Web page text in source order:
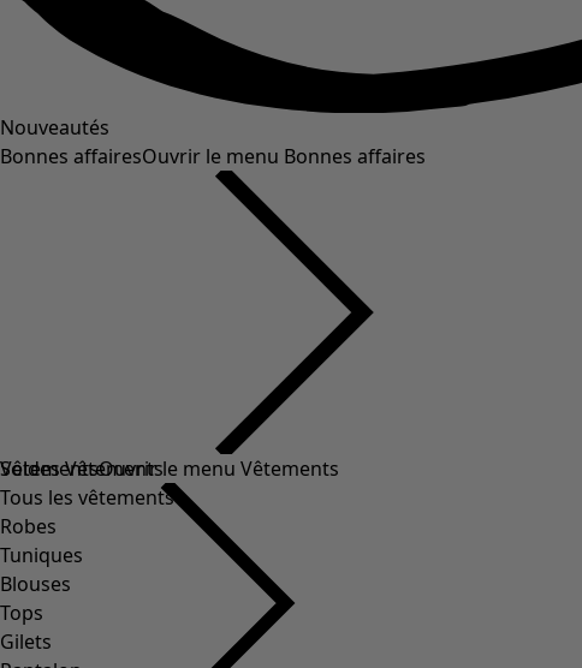
Nouveautés
Bonnes affairesOuvrir le menu Bonnes affaires
Soldes Vêtements
Tous les vêtements
Robes
Tuniques
Blouses
Tops
Gilets
VêtementsOuvrir le menu Vêtements